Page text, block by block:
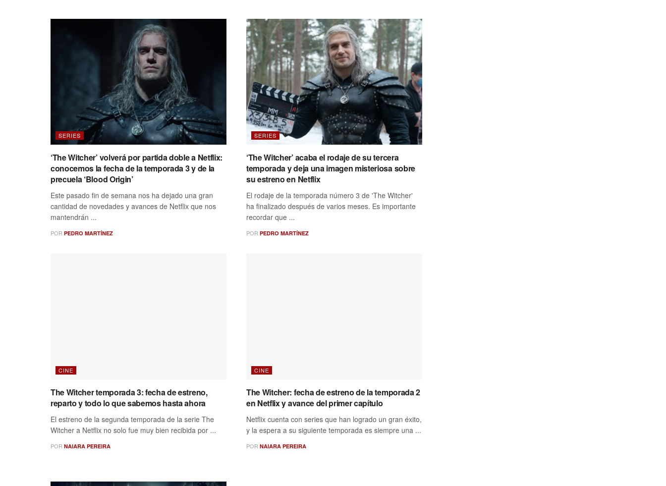
SERIES
‘The Witcher’ volverá por partida doble a Netflix:
conocemos la fecha de la temporada 3 y de la
precuela ‘Blood Origin’
Este pasado fin de semana nos ha dejado una gran
cantidad de novedades y avances de Netflix que nos
mantendrán ...
POR PEDRO MARTÍNEZ
SERIES
‘The Witcher’ acaba el rodaje de su tercera
temporada y deja una imagen misteriosa sobre
su estreno en Netflix
El rodaje de la temporada número 3 de 'The Witcher'
ha finalizado después de varios meses. Es importante
recordar que ...
POR PEDRO MARTÍNEZ
CINE
The Witcher temporada 3: fecha de estreno,
reparto y todo lo que sabemos hasta ahora
El estreno de la segunda temporada de la serie The
Witcher a Netflix no solo fue muy bien recibida por ...
POR NAIARA PEREIRA
CINE
The Witcher: fecha de estreno de la temporada 2
en Netflix y avance del primer capítulo
Netflix cuenta con series que han logrado un gran éxito,
y la espera a su siguiente temporada es siempre una ...
POR NAIARA PEREIRA